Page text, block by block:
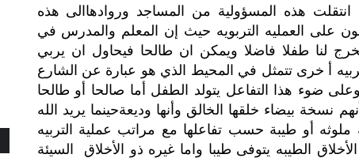
هذه المسؤولية من المساجد وروادهاالى هذه
على العمليه التربويه حيث إن المعلم والمدرس في
لنا طفلا فاضلا ويمكن ان طالحا فيحاول ان يربي
أ خرى تتمثل في المحيط الذي هو عبارة عن الشارع
ضوء هذا التفاعل يتولد الطفل أما صالحا أو طالحا
نسخة بيضاء خلقها الخالق وأنها وديعةحينما يريد الله
أو طيبة حسب تفاعلها مع مراتب عملية التربيه
الطيبه يتوفى طيبا واما غيره ذو الأخلاق السيئة